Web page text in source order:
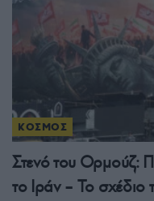
ΚΟΣΜΟΣ
Στενό του Ορμούζ:
το Ιράν – Το σχέδιο